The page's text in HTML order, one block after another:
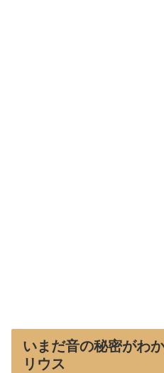
いまだ音の秘密がわ
リウス